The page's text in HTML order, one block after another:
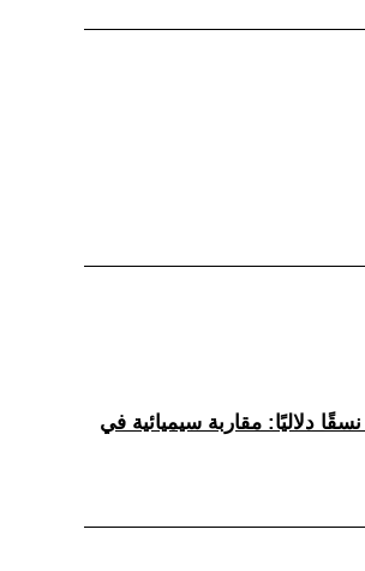
نسقًا دلاليًا: مقاربة سيميائية في